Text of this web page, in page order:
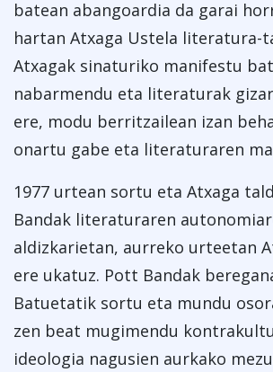
batean abangoardia da garai
hartan Atxaga Ustela literatura-
Atxagak sinaturiko manifestu
nabarmendu eta literaturak
ere, modu berritzailean izan
onartu gabe eta literaturaren
1977 urtean sortu eta Atxaga
Bandak literaturaren
aldizkarietan, aurreko urteetan
ere ukatuz. Pott Bandak
Batuetatik sortu eta mundu
zen beat mugimendu
ideologia nagusien aurkako